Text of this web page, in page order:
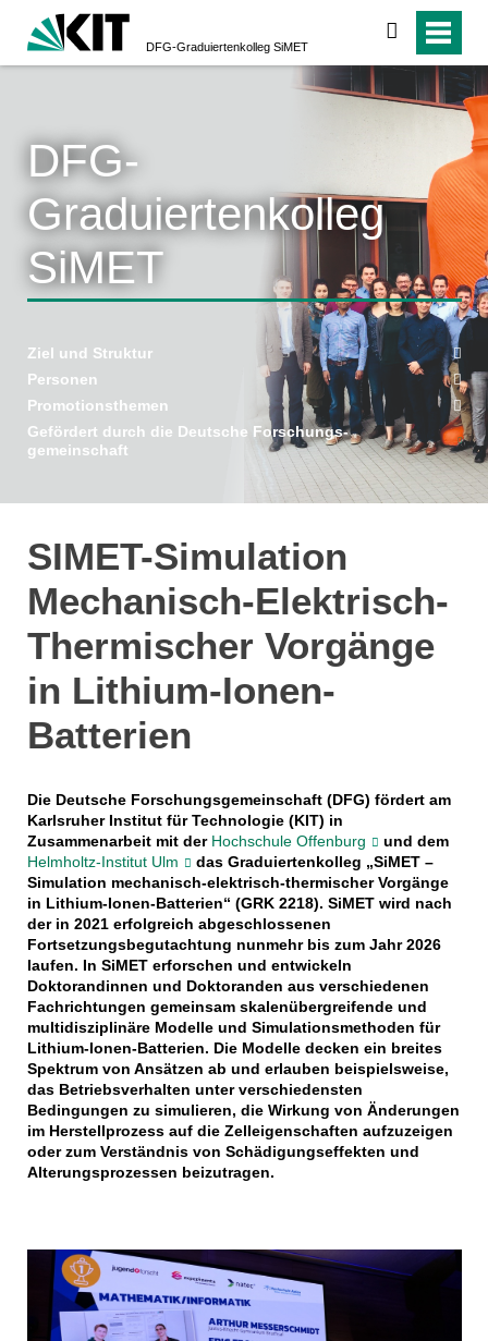
DFG-Graduiertenkolleg SiMET
suchen
DFG-
Graduiertenkolleg
SiMET
Ziel und Struktur
Personen
Promotionsthemen
Gefördert durch die Deutsche Forschungs-
gemeinschaft
SIMET-Simulation
Mechanisch-Elektrisch-
Thermischer Vorgänge
in Lithium-Ionen-
Batterien
Die Deutsche Forschungsgemeinschaft (DFG) fördert am
Karlsruher Institut für Technologie (KIT) in
Zusammenarbeit mit der Hochschule Offenburg
und dem
Helmholtz-Institut Ulm
das Graduiertenkolleg „SiMET –
Simulation mechanisch-elektrisch-thermischer Vorgänge
in Lithium-Ionen-Batterien“ (GRK 2218). SiMET wird nach
der in 2021 erfolgreich abgeschlossenen
Fortsetzungsbegutachtung nunmehr bis zum Jahr 2026
laufen. In SiMET erforschen und entwickeln
Doktorandinnen und Doktoranden aus verschiedenen
Fachrichtungen gemeinsam skalenübergreifende und
multidisziplinäre Modelle und Simulationsmethoden für
Lithium-Ionen-Batterien. Die Modelle decken ein breites
Spektrum von Ansätzen ab und erlauben beispielsweise,
das Betriebsverhalten unter verschiedensten
Bedingungen zu simulieren, die Wirkung von Änderungen
im Herstellprozess auf die Zelleigenschaften aufzuzeigen
oder zum Verständnis von Schädigungseffekten und
Alterungsprozessen beizutragen.